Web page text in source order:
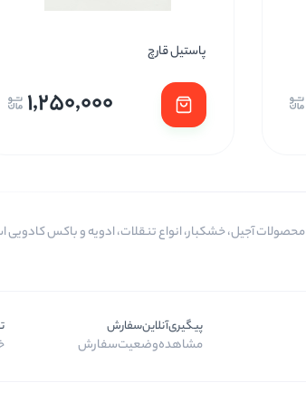
پاستیل قارچ
1,250,000
پیگیری‌آنلاین‌سفارش
مشاهده‌وضعیت‌سفارش